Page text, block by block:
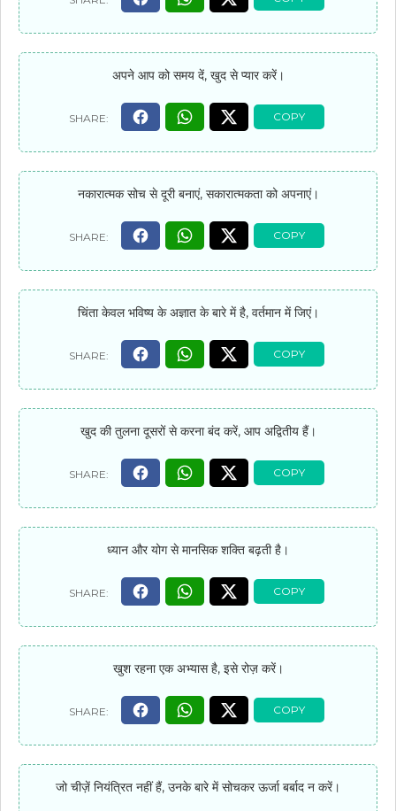
अपने आप को समय दें, खुद से प्यार करें।
नकारात्मक सोच से दूरी बनाएं, सकारात्मकता को अपनाएं।
चिंता केवल भविष्य के अज्ञात के बारे में है, वर्तमान में जिएं।
खुद की तुलना दूसरों से करना बंद करें, आप अद्वितीय हैं।
ध्यान और योग से मानसिक शक्ति बढ़ती है।
खुश रहना एक अभ्यास है, इसे रोज़ करें।
जो चीज़ें नियंत्रित नहीं हैं, उनके बारे में सोचकर ऊर्जा बर्बाद न करें।